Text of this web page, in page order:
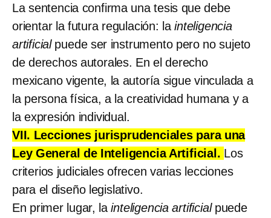
La sentencia confirma una tesis que debe
orientar la futura regulación: lainteligencia
artificial puede ser instrumento pero no sujeto
de derechos autorales. En el derecho
mexicano vigente, la autoría sigue vinculada a
la persona física, a la creatividad humana y a
la expresión individual.
VII. Lecciones jurisprudenciales para una
Ley General de Inteligencia Artificial. Los
criterios judiciales ofrecen varias lecciones
para el diseño legislativo.
En primer lugar, lainteligencia artificialpuede